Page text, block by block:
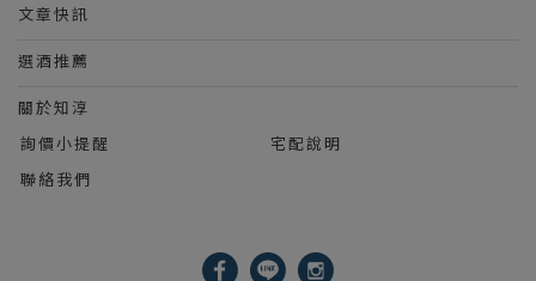
文章快訊
選酒推薦
關於知淳
詢價小提醒
宅配說明
聯絡我們